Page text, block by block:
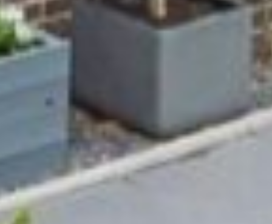
Bijzonderheden:
• Alle wanden en plafonds zijn strak gestuukt;
• Geluid- en isolerend HR++ glas aan de voor en
• Warmtepomp (Vaillant, 2022) en laag
temperatuur radiatoren;
• Airconditioning;
• Overdracht 15 mei 2026.